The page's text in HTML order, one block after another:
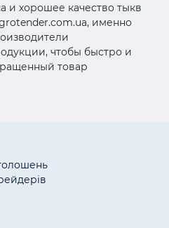
и хорошее качество тыкв
именно
чтобы быстро и
товар